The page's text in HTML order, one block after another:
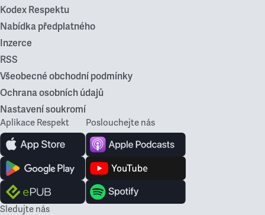
Kodex Respektu
Nabídka předplatného
Inzerce
RSS
Všeobecné obchodní podmínky
Ochrana osobních údajů
Nastavení soukromí
Aplikace Respekt Poslouchejte nás
Sledujte nás